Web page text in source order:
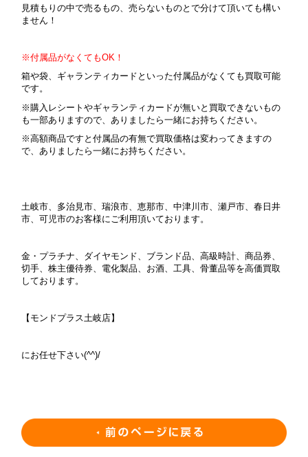
見積もりの中で売るもの、売らないものとで分けて頂いても構い
ません！
※付属品がなくてもOK！
箱や袋、ギャランティカードといった付属品がなくても買取可能
です。
※購入レシートやギャランティカードが無いと買取できないもの
も一部ありますので、ありましたら一緒にお持ちください。
※高額商品ですと付属品の有無で買取価格は変わってきますの
で、ありましたら一緒にお持ちください。
土岐市、多治見市、瑞浪市、恵那市、中津川市、瀬戸市、春日井
市、可児市のお客様にご利用頂いております。
金・プラチナ、ダイヤモンド、ブランド品、高級時計、商品券、
切手、株主優待券、電化製品、お酒、工具、骨董品等を高価買取
しております。
【モンドプラス土岐店】
にお任せ下さい(^^)/